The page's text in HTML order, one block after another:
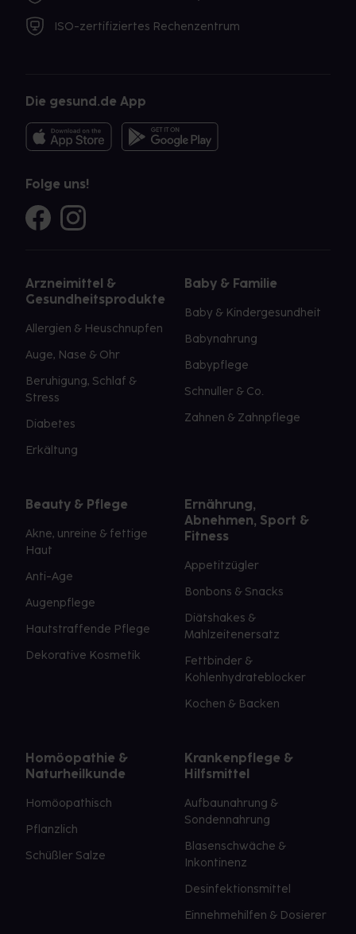
ISO-zertifiziertes Rechenzentrum
Die gesund.de App
Folge uns!
Arzneimittel &
Gesundheitsprodukte
Allergien & Heuschnupfen
Auge, Nase & Ohr
Beruhigung, Schlaf &
Stress
Diabetes
Erkältung
Baby & Familie
Baby & Kindergesundheit
Babynahrung
Babypflege
Schnuller & Co.
Zahnen & Zahnpflege
Beauty & Pflege
Akne, unreine & fettige
Haut
Anti-Age
Augenpflege
Hautstraffende Pflege
Dekorative Kosmetik
Ernährung,
Abnehmen, Sport &
Fitness
Appetitzügler
Bonbons & Snacks
Diätshakes &
Mahlzeitenersatz
Fettbinder &
Kohlenhydrateblocker
Kochen & Backen
Homöopathie &
Naturheilkunde
Homöopathisch
Pflanzlich
Schüßler Salze
Krankenpflege &
Hilfsmittel
Aufbaunahrung &
Sondennahrung
Blasenschwäche &
Inkontinenz
Desinfektionsmittel
Einnehmehilfen & Dosierer